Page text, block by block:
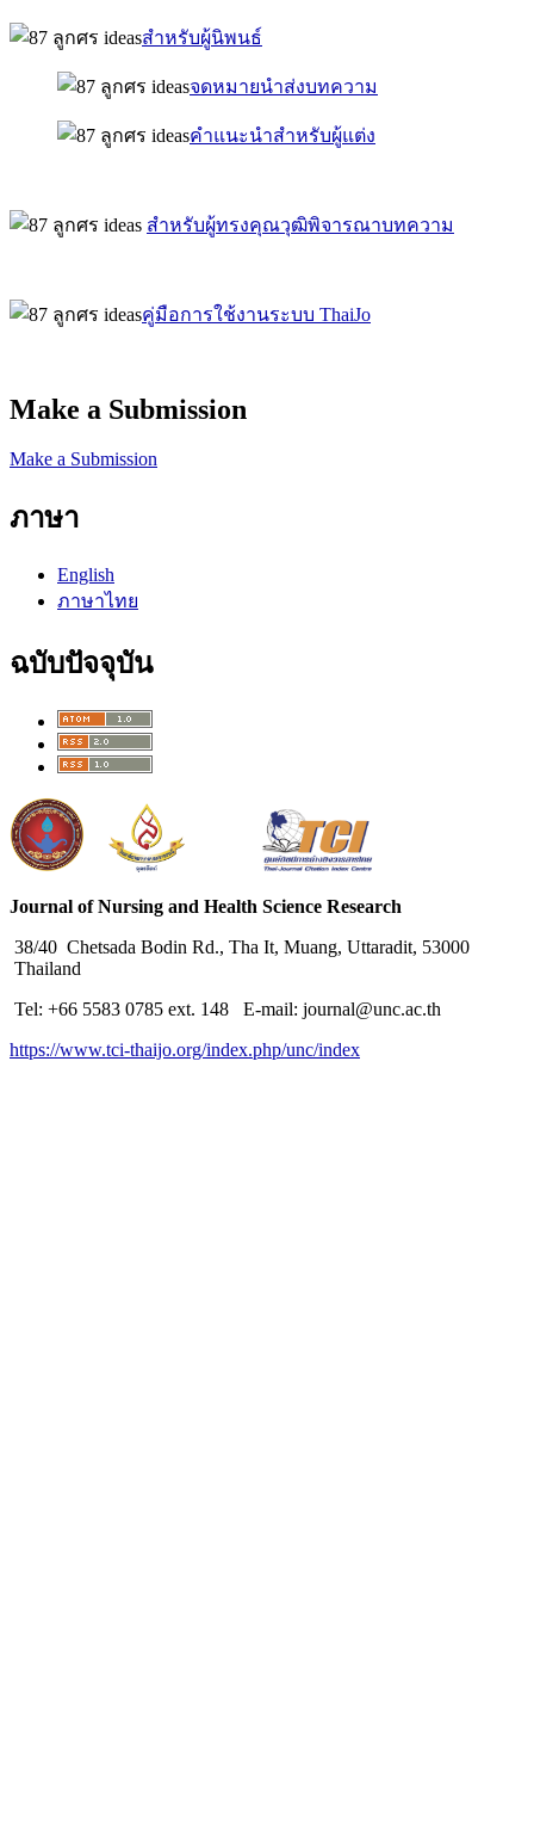
สำหรับผู้นิพนธ์
จดหมายนำส่งบทความ
คำแนะนำสำหรับผู้แต่ง
สำหรับผู้ทรงคุณวุฒิพิจารณาบทความ
คู่มือการใช้งานระบบ ThaiJo
Make a Submission
Make a Submission
ภาษา
English
ภาษาไทย
ฉบับปัจจุบัน
Journal of Nursing and Health Science Research
38/40 Chetsada Bodin Rd., Tha It, Muang, Uttaradit, 53000
Thailand
Tel: +66 5583 0785 ext. 148 E-mail: journal@unc.ac.th
https://www.tci-thaijo.org/index.php/unc/index